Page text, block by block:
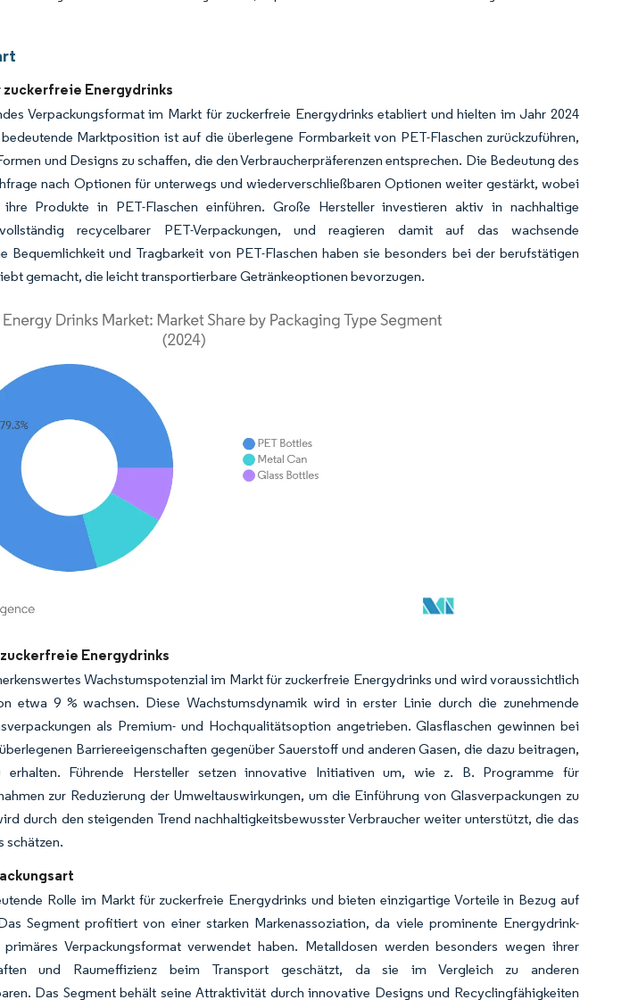
zuckerfreie Energydrinks
Verpackungsformat im Markt für zuckerfreie Energydrinks etabliert und hielten im Jahr 2024
Marktposition ist auf die überlegene Formbarkeit von PET-Flaschen zurückzuführen,
und Designs zu schaffen, die den Verbraucherpräferenzen entsprechen. Die Bedeutung des
nach Optionen für unterwegs und wiederverschließbaren Optionen weiter gestärkt, wobei
ihre Produkte in PET-Flaschen einführen. Große Hersteller investieren aktiv in nachhaltige
vollständig recycelbarer PET-Verpackungen, und reagieren damit auf das wachsende
Bequemlichkeit und Tragbarkeit von PET-Flaschen haben sie besonders bei der berufstätigen
gemacht, die leicht transportierbare Getränkeoptionen bevorzugen.
Namensnennung gemäß CC BY 4.0.
Energydrinks
Wachstumspotenzial im Markt für zuckerfreie Energydrinks und wird voraussichtlich
etwa 9 % wachsen. Diese Wachstumsdynamik wird in erster Linie durch die zunehmende
als Premium- und Hochqualitätsoption angetrieben. Glasflaschen gewinnen bei
Barriereeigenschaften gegenüber Sauerstoff und anderen Gasen, die dazu beitragen,
Führende Hersteller setzen innovative Initiativen um, wie z. B. Programme für
zur Reduzierung der Umweltauswirkungen, um die Einführung von Glasverpackungen zu
durch den steigenden Trend nachhaltigkeitsbewusster Verbraucher weiter unterstützt, die das
schätzen.
Rolle im Markt für zuckerfreie Energydrinks und bieten einzigartige Vorteile in Bezug auf
Segment profitiert von einer starken Markenassoziation, da viele prominente Energydrink-
Verpackungsformat verwendet haben. Metalldosen werden besonders wegen ihrer
und Raumeffizienz beim Transport geschätzt, da sie im Vergleich zu anderen
Das Segment behält seine Attraktivität durch innovative Designs und Recyclingfähigkeiten